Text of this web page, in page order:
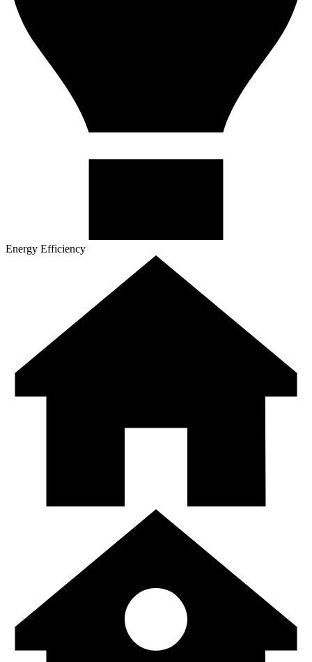
Energy Efficiency​​​​‌ ‍ ​‍​‍‌‍ ‌ ​‍‌‍‍‌‌‍‌ ‌‍‍‌‌‍ ‍​‍​‍​ ‍‍​‍​‍‌ ​ ‌‍​‌‌‍ ‍‌‍‍‌‌ ‌​‌ ‍‌​‍ ‍‌‍‍‌‌‍ ​‍​‍​‍ ​​‍​‍‌‍‍​‌ ​‍‌‍‌‌‌‍‌‍​‍​‍​ ‍‍​‍​‍‌‍‍​‌ ‌​‌ ‌​‌ ​​​ ‍‍​‍ ​‍ ‌‍ ​‌‍ ‌‍​ ‌‍​‌‌‍ ​‌‍‍​‌‍ ‌ ​ ‌ ‌​​ ‍‍​ ​ ​ ​ ​ ​ ​ ​ ​‍ ‌‍‍‌‌‍ ‍‌ ‌​‌‍‌‌‌‍ ‍‌ ‌​​‍ ‌‍‌‌‌‍‌​‌‍‍‌‌ ‌​​‍ ‌‍ ‌‌‍ ‌‍‌​‌‍‌‌​ ‌‌ ​​‌ ​‍‌‍‌‌‌ ​ ‌‍‌‌‌‍ ‍‌ ‌​‌‍​‌‌ ‌​‌‍‍‌‌‍ ‌‍ ‍​ ‍ ‌‍‍‌‌‍‌​​ ‌​ ​‌​ ​ ​ ​‍‌‍​ ​ ​​‌‍​‍​ ‌‍‌‍‌​​‍ ‌‌‍‌‍‌‍​ ‌‍​‍​ ‌‍​‍ ‌​ ‌​​ ​​‌‍​ ​ ‌‍​‍ ‌​ ‍​​ ​​​ ‌‌​ ​‍​‍ ‌‌‍‌​​ ‍‌​ ‌ ​ ‍​‌‍​‌​ ‍​​ ​‌​ ‍‌​ ​‍​ ‌ ​ ‍​​ ‌‍​ ‍ ‌ ‌​‌ ‍‌‌ ​​‌‍‌‌​ ‌‌ ‌​‌‍‌‌‌‍​ ‌‍‍​‌‍ ‍‌‍ ‌‍ ​‌‍ ‌‍‌ ‌ ‍‌​ ‍ ‌ ​​‌‍​‌‌ ‌​‌‍‍​​ ‌‌ ‌​‌‍‍‌‌ ‌​‌‍ ​‌‍‌‌​ ‌‍​‍‌‍​‌‌ ​ ‌‍‌‌‌‌‌‌‌ ​‍‌‍ ​​ ‌‌‍‍​‌ ‌​‌ ‌​‌ ​​​‍‌‌​ ​ ‌​​‌​‍‌‌​ ​‍‌​‌‍​‍‌‌​ ​‍‌​‌‍‌‍ ​‌‍ ‌‍​ ‌‍​‌‌‍ ​‌‍‍​‌‍ ‌ ​ ‌ ‌​​‍‌‌​ ​ ‌​​‌​ ​ ​ ​ ​ ​ ​ ​ ​‍‌‍‌‍‍‌‌‍‌​​ ‌​ ​‌​ ​ ​ ​‍‌‍​ ​ ​​‌‍​‍​ ‌‍‌‍‌​​‍ ‌‌‍‌‍‌‍​ ‌‍​‍​ ‌‍​‍ ‌​ ‌​​ ​​‌‍​ ​ ‌‍​‍ ‌​ ‍​​ ​​​ ‌‌​ ​‍​‍ ‌‌‍‌​​ ‍‌​ ‌ ​ ‍​‌‍​‌​ ‍​​ ​‌​ ‍‌​ ​‍​ ‌ ​ ‍​​ ‌‍​‍‌‍‌ ‌​‌ ‍‌‌ ​​‌‍‌‌​ ‌‌ ‌​‌‍‌‌‌‍​ ‌‍‍​‌‍ ‍‌‍ ‌‍ ​‌‍ ‌‍‌ ‌ ‍‌​‍‌‍‌ ​​‌‍​‌‌ ‌​‌‍‍​​ ‌‌ ‌​‌‍‍‌‌ ‌​‌‍ ​‌‍‌‌​‍‌‍‌ ​​‌‍‌‌‌ ​‍‌ ​ ‌ ​​‌‍‌‌‌‍​ ‌ ‌​‌‍‍‌‌ ‌‍‌‍‌‌​ ‌‌ ​​‌ ‌‌‌‍​‍‌‍ ​‌‍‍‌‌ ​ ‌‍‍​‌‍‌‌‌‍‌​​‍​‍‌ ‌